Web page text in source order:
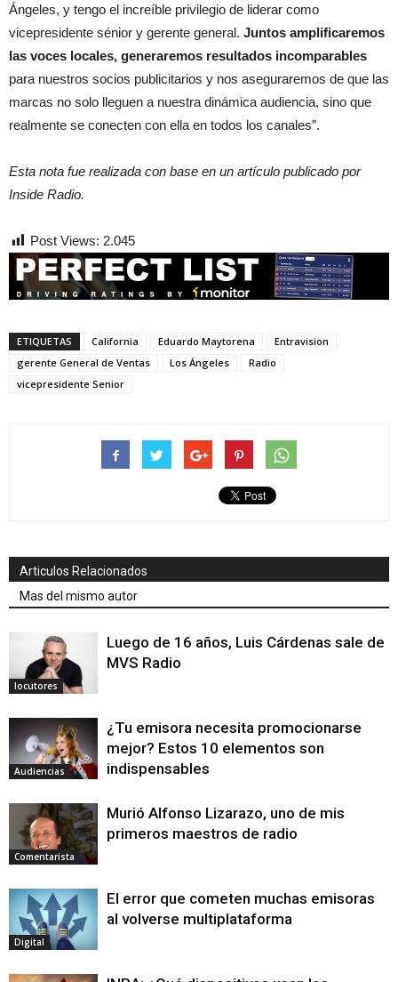
Ángeles, y tengo el increíble privilegio de liderar como
vicepresidente sénior y gerente general. Juntos amplificaremos
las voces locales, generaremos resultados incomparables
para nuestros socios publicitarios y nos aseguraremos de que las
marcas no solo lleguen a nuestra dinámica audiencia, sino que
realmente se conecten con ella en todos los canales”.
Esta nota fue realizada con base en un artículo publicado por
Inside Radio.
Post Views: 2.045
ETIQUETAS California Eduardo Maytorena
Entravision
gerente General de Ventas
Los Ángeles
Radio
vicepresidente Senior
Articulos Relacionados
Mas del mismo autor
locutores
Luego de 16 años, Luis Cárdenas sale de
MVS Radio
Audiencias
¿Tu emisora necesita promocionarse
mejor? Estos 10 elementos son
indispensables
Comentarista
Murió Alfonso Lizarazo, uno de mis
primeros maestros de radio
Digital
El error que cometen muchas emisoras
al volverse multiplataforma